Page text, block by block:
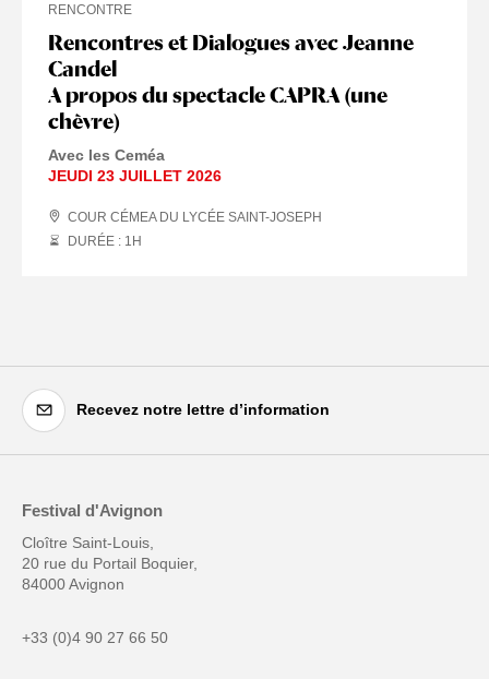
Rencontres et Dialogues avec Jeanne
Candel
A propos du spectacle CAPRA (une
chèvre)
RENCONTRE
Avec les Ceméa
JEUDI 23 JUILLET 2026
COUR CÉMEA DU LYCÉE SAINT-JOSEPH
DURÉE : 1 H
Recevez notre lettre d’information
Festival d'Avignon
Cloître Saint-Louis,
20 rue du Portail Boquier,
84000 Avignon
+33 (0)4 90 27 66 50